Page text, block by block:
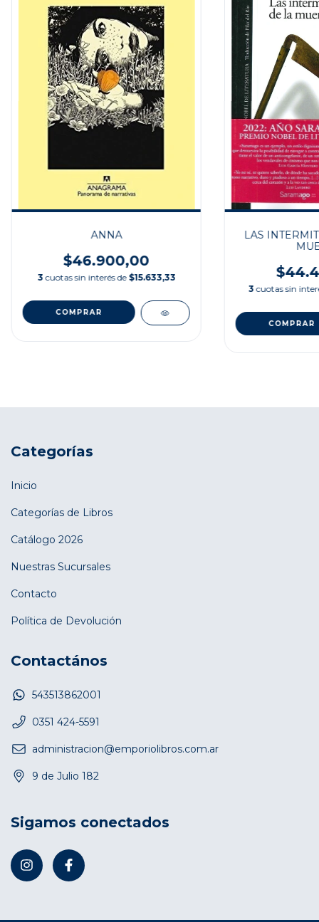
ANNA
$46.900,00
3 cuotas sin interés de $15.633,33
LAS
3 cuotas sin
Categorías
Inicio
Categorías de Libros
Catálogo 2026
Nuestras Sucursales
Contacto
Política de Devolución
Contactános
543513862001
0351 424-5591
administracion@emporiolibros.com.ar
9 de Julio 182
Sigamos conectados